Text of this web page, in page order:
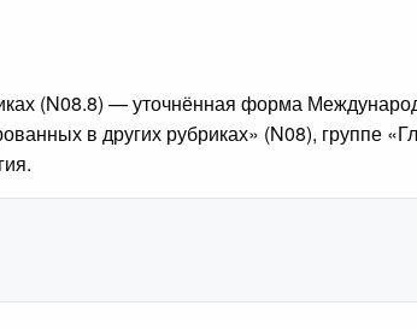
(N08.8) — уточнённая форма
в других рубриках» (N08), группе